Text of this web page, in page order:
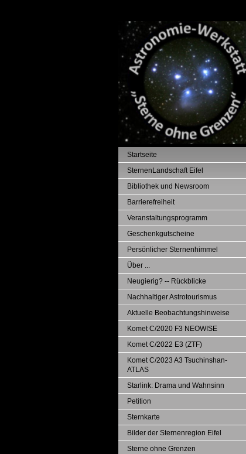
Startseite
SternenLandschaft Eifel
Bibliothek und Newsroom
Barrierefreiheit
Veranstaltungsprogramm
Geschenkgutscheine
Persönlicher Sternenhimmel
Über ...
Neugierig? -- Rückblicke
Nachhaltiger Astrotourismus
Aktuelle Beobachtungshinweise
Komet C/2020 F3 NEOWISE
Komet C/2022 E3 (ZTF)
Komet C/2023 A3 Tsuchinshan-
ATLAS
Starlink: Drama und Wahnsinn
Petition
Sternkarte
Bilder der Sternenregion Eifel
Sterne ohne Grenzen